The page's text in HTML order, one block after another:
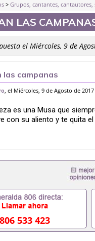
> Grupos, cantantes, cantautores,
LAS
el Miércoles, 9 de
las campanas
, el Miércoles, 9 de Agosto de 2017
es una Musa que
con su aliento y te quita el
806 533 423